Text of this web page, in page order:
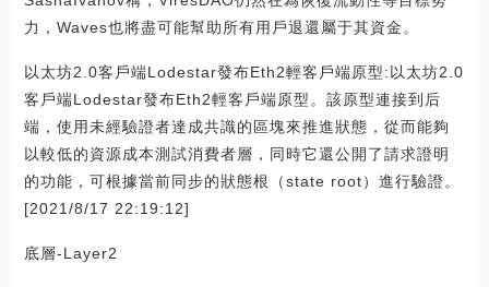
力，Waves也將盡可能幫助所有用戶退還屬于其資金。
以太坊2.0客戶端Lodestar發布Eth2輕客戶端原型:以太坊2.0
客戶端Lodestar發布Eth2輕客戶端原型。該原型連接到后
端，使用未經驗證者達成共識的區塊來推進狀態，從而能夠
以較低的資源成本測試消費者層，同時它還公開了請求證明
的功能，可根據當前同步的狀態根（state root）進行驗證。
[2021/8/17 22:19:12]
底層-Layer2